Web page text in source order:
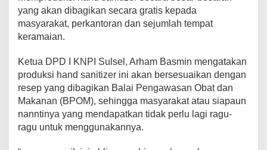
n
R
a
n
H
a
n
d
S
yang akan dibagikan secara gratis kepada
masyarakat, perkantoran dan sejumlah tempat
keramaian.
Ketua DPD I KNPI Sulsel, Arham Basmin mengatakan
produksi hand sanitizer ini akan bersesuaikan dengan
resep yang dibagikan Balai Pengawasan Obat dan
Makanan (BPOM), sehingga masyarakat atau siapaun
nanntinya yang mendapatkan tidak perlu lagi ragu-
ragu untuk menggunakannya.